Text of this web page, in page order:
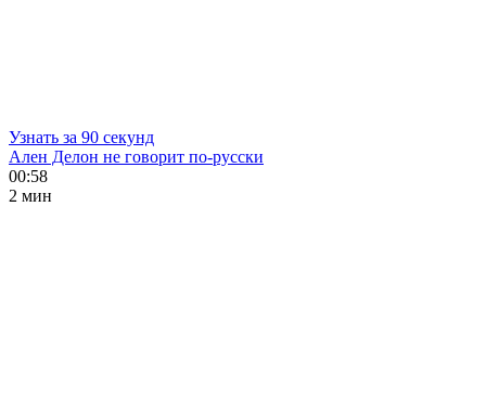
Узнать за 90 секунд
Ален Делон не говорит по-русски
00:58
2 мин